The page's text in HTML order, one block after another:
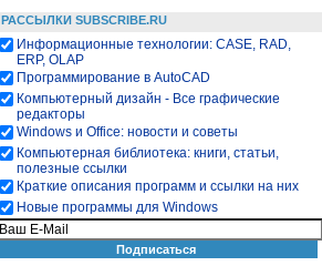
РАССЫЛКИ SUBSCRIBE.RU
Информационные технологии: CASE, RAD,
ERP, OLAP
Программирование в AutoCAD
Компьютерный дизайн - Все графические
редакторы
Windows и Office: новости и советы
Компьютерная библиотека: книги, статьи,
полезные ссылки
Краткие описания программ и ссылки на них
Новые программы для Windows